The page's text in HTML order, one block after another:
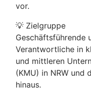
vor.
💡 Zielgruppe
Geschäftsführende
Verantwortliche in
und mittleren
(KMU) in NRW und
hinaus.